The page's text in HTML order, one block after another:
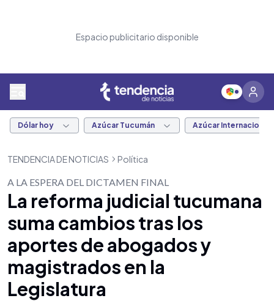
Espacio publicitario disponible
Dólar hoy Azúcar Tucumán Azúcar Internacional
TENDENCIA DE NOTICIAS Política
A LA ESPERA DEL DICTAMEN FINAL
La reforma judicial tucumana
suma cambios tras los
aportes de abogados y
magistrados en la
Legislatura